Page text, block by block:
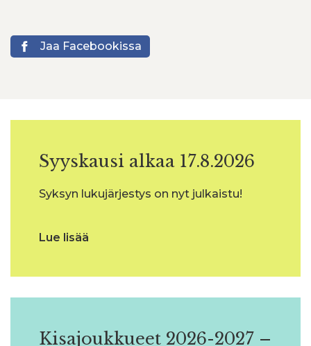
Jaa Facebookissa
Syyskausi alkaa 17.8.2026
Syksyn lukujärjestys on nyt julkaistu!
Lue lisää
Kisajoukkueet 2026-2027 –